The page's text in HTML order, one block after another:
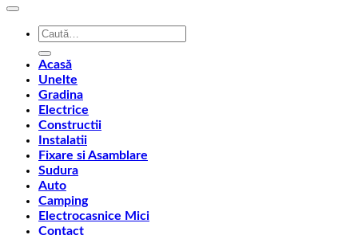
Caută
Acasă
Unelte
Gradina
Electrice
Constructii
Instalatii
Fixare si Asamblare
Sudura
Auto
Camping
Electrocasnice Mici
Contact